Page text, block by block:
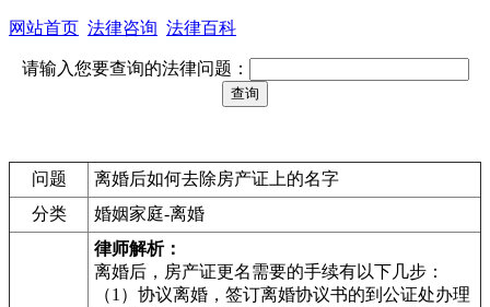
网站首页 法律咨询 法律百科
请输入您要查询的法律问题：
问题
离婚后如何去除房产证上的名字
分类
婚姻家庭-离婚
律师解析：
离婚后，房产证更名需要的手续有以下几步：
（1）协议离婚，签订离婚协议书的到公证处办理